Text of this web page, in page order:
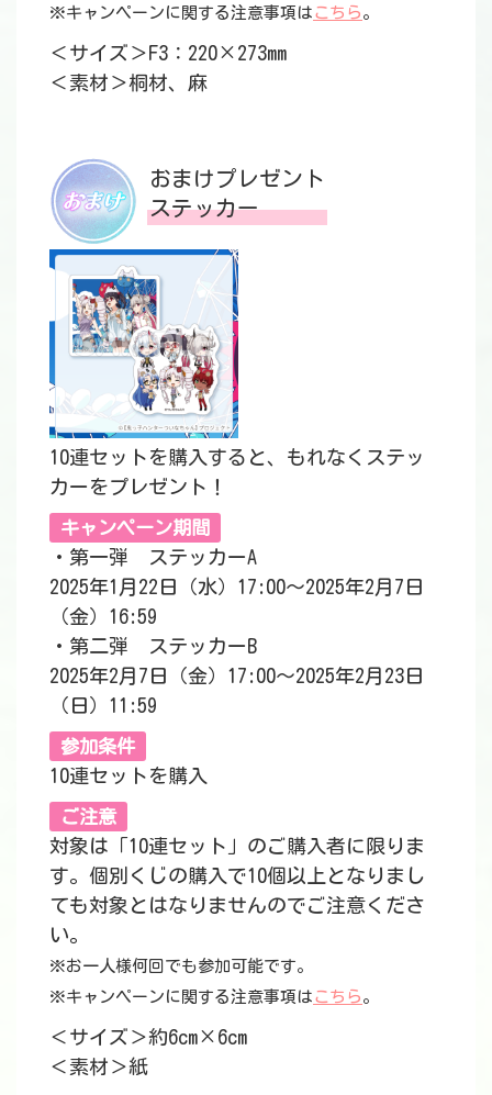
※キャンペーンに関する注意事項は こちら 。
＜サイズ＞F3：220×273mm
＜素材＞桐材、麻
おまけプレゼント
ステッカー
10連セットを購入すると、もれなくステッ
カーをプレゼント！
キャンペーン期間
・第一弾 ステッカーA
2025年1月22日（水）17:00～2025年2月7日
（金）16:59
・第二弾 ステッカーB
2025年2月7日（金）17:00～2025年2月23日
（日）11:59
参加条件
10連セットを購入
ご注意
対象は「10連セット」のご購入者に限りま
す。個別くじの購入で10個以上となりまし
ても対象とはなりませんのでご注意くださ
い。
※お一人様何回でも参加可能です。
※キャンペーンに関する注意事項は こちら 。
＜サイズ＞約6cm×6cm
＜素材＞紙